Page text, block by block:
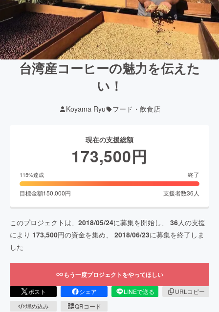
台湾産コーヒーの魅力を伝えた
い！
Koyama Ryu フード・飲食店
現在の支援総額
173,500円
115%達成 終了
目標金額150,000円 支援者数36 人
このプロジェクトは、 2018/05/24に募集を開始し、 36人の支援
により 173,500円の資金を集め、 2018/06/23に募集を終了しま
した
もう一度プロジェクトをやってほしい
ポスト シェア LINEで送る
URLコピー
埋め込み
QRコード